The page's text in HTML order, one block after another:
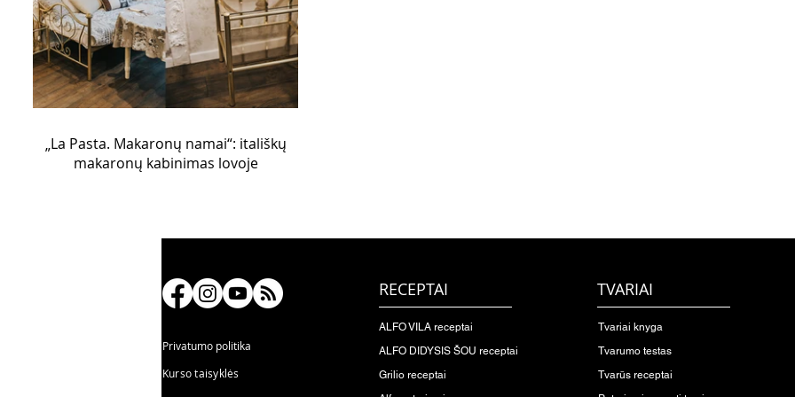
„La Pasta. Makaronų namai“: itališkų
makaronų kabinimas lovoje
Privatumo politika
Kurso taisyklės
RECEPTAI
ALFO VILA receptai
ALFO DIDYSIS ŠOU receptai
Grilio receptai
TVARIAI
Tvariai knyga
Tvarumo testas
Tvarūs receptai